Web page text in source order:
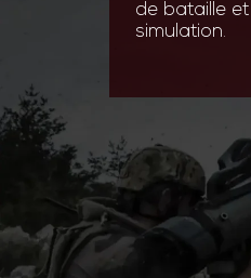
de bataille
simulation.